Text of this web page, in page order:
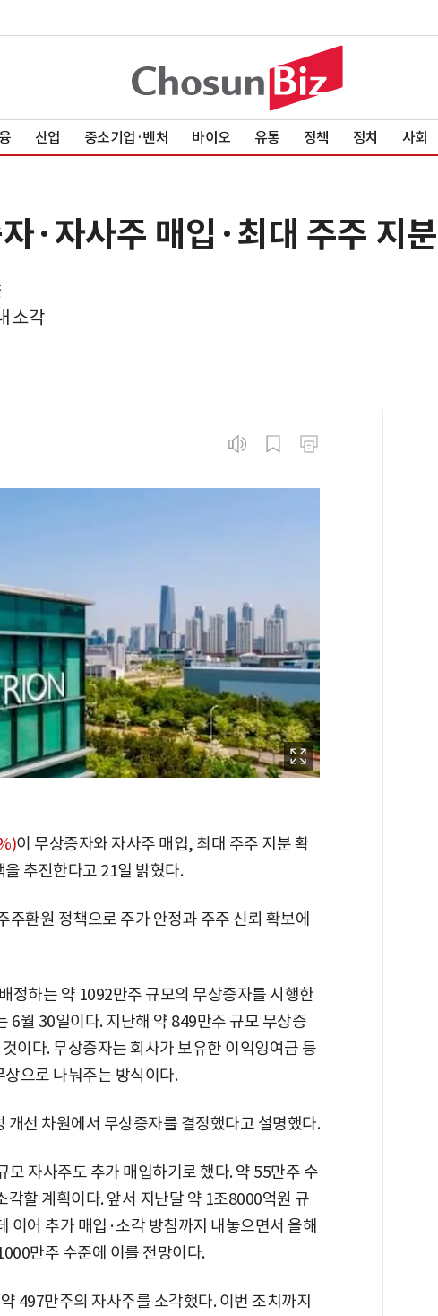
산업 중소기업·벤처 바이오 유통 정책 정치 사회
·자사주 매입·최대 주주 지
소각
이 무상증자와 자사주 매입, 최대 주주 지분 확
추진한다고 21일 밝혔다.
환원 정책으로 주가 안정과 주주 신뢰 확보에
정하는 약 1092만주 규모의 무상증자를 시행한
6월 30일이다. 지난해 약 849만주 규모 무상증
이다. 무상증자는 회사가 보유한 이익잉여금 등
으로 나눠주는 방식이다.
개선 차원에서 무상증자를 결정했다고 설명했다.
모 자사주도 추가 매입하기로 했다. 약 55만주 수
각할 계획이다. 앞서 지난달 약 1조8000억원 규
이어 추가 매입·소각 방침까지 내놓으면서 올해
만주 수준에 이를 전망이다.
497만주의 자사주를 소각했다. 이번 조치까지